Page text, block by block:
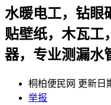
水暖电工，钻眼
贴壁纸，木瓦工
器，专业测漏水
桐柏便民网 更新日
举报